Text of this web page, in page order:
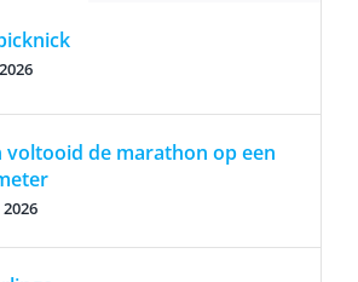
voltooid de marathon op een